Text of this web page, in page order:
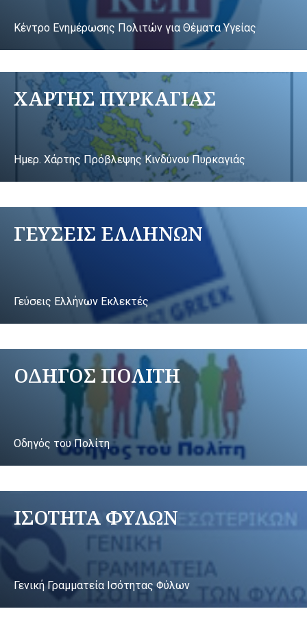
Κέντρο Ενημέρωσης Πολιτών για Θέματα Υγείας
ΧΑΡΤΗΣ ΠΥΡΚΑΓΙΑΣ
Ημερ. Χάρτης Πρόβλεψης Κινδύνου Πυρκαγιάς
ΓΕΥΣΕΙΣ ΕΛΛΗΝΩΝ
Γεύσεις Ελλήνων Εκλεκτές
ΟΔΗΓΟΣ ΠΟΛΙΤΗ
Οδηγός του Πολίτη
ΙΣΟΤΗΤΑ ΦΥΛΩΝ
Γενική Γραμματεία Ισότητας Φύλων